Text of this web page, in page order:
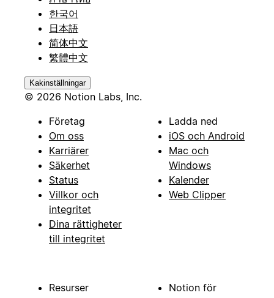
한국어
日本語
简体中文
繁體中文
Kakinställningar
© 2026 Notion Labs, Inc.
Företag
Om oss
Karriärer
Säkerhet
Status
Villkor och
integritet
Dina rättigheter
till integritet
Ladda ned
iOS och Android
Mac och
Windows
Kalender
Web Clipper
Resurser
Notion för